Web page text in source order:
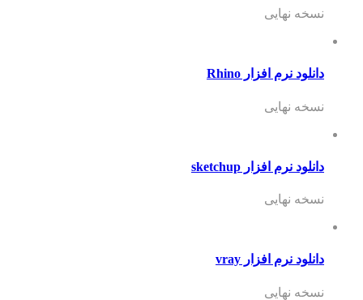
نسخه نهایی
دانلود نرم افزار Rhino
نسخه نهایی
دانلود نرم افزار sketchup
نسخه نهایی
دانلود نرم افزار vray
نسخه نهایی